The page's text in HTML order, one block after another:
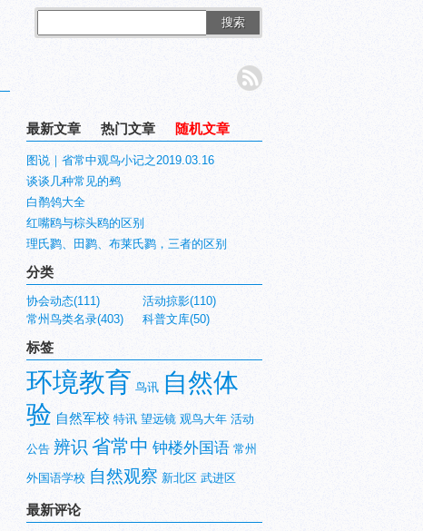
搜索
最新文章 热门文章 随机文章
图说｜省常中观鸟小记之2019.03.16
谈谈几种常见的鹀
白鹡鸰大全
红嘴鸥与棕头鸥的区别
理氏鹨、田鹨、布莱氏鹨，三者的区别
分类
协会动态(111)
活动掠影(110)
常州鸟类名录(403)
科普文库(50)
标签
环境教育 鸟讯 自然体
验 自然军校 特讯 望远镜 观鸟大年 活动
公告 辨识 省常中 钟楼外国语 常州
外国语学校 自然观察 新北区 武进区
最新评论